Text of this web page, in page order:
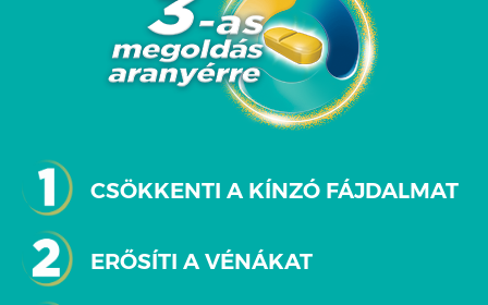
CSÖKKENTI A KÍNZÓ FÁJDALMAT
ERŐSÍTI A VÉNÁKAT